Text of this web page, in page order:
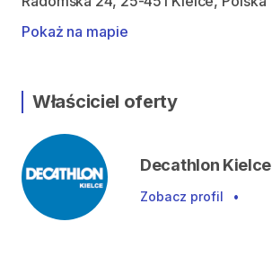
Pokaż na mapie
Właściciel oferty
Decathlon Kielce
Zobacz profil •